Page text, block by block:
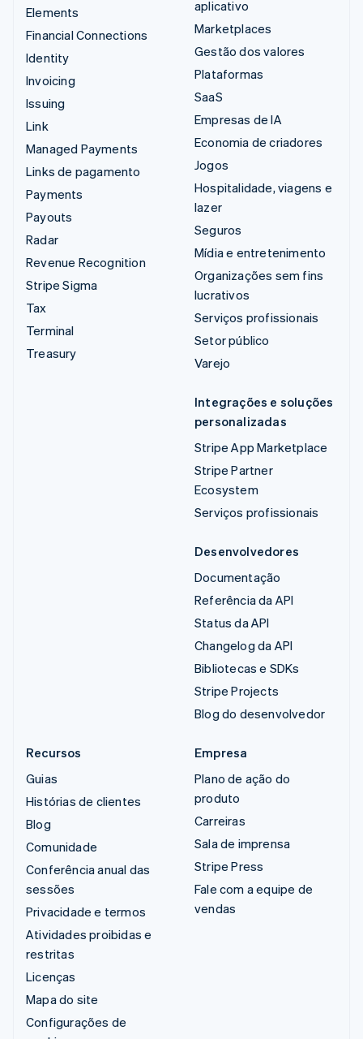
Elements
Financial Connections
Identity
Invoicing
Issuing
Link
Managed Payments
Links de pagamento
Payments
Payouts
Radar
Revenue Recognition
Stripe Sigma
Tax
Terminal
Treasury
aplicativo
Marketplaces
Gestão dos valores
Plataformas
SaaS
Empresas de IA
Economia de criadores
Jogos
Hospitalidade, viagens e
lazer
Seguros
Mídia e entretenimento
Organizações sem fins
lucrativos
Serviços profissionais
Setor público
Varejo
Integrações e soluções
personalizadas
Stripe App Marketplace
Stripe Partner
Ecosystem
Serviços profissionais
Desenvolvedores
Documentação
Referência da API
Status da API
Changelog da API
Bibliotecas e SDKs
Stripe Projects
Blog do desenvolvedor
Recursos
Guias
Histórias de clientes
Blog
Comunidade
Conferência anual das
sessões
Privacidade e termos
Atividades proibidas e
restritas
Licenças
Mapa do site
Configurações de
Empresa
Plano de ação do
produto
Carreiras
Sala de imprensa
Stripe Press
Fale com a equipe de
vendas